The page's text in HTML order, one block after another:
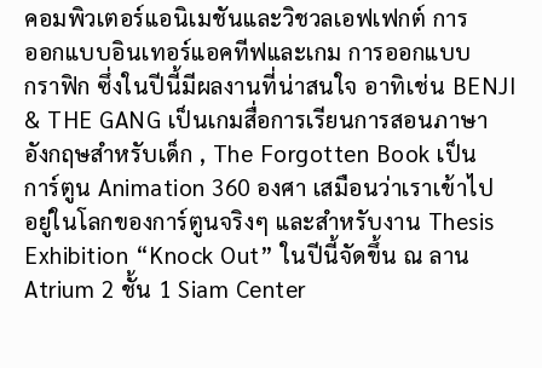
คอมพิวเตอร์แอนิเมชันและวิชวลเอฟเฟกต์ การ
ออกแบบอินเทอร์แอคทีฟและเกม การออกแบบ
กราฟิก ซึ่งในปีนี้มีผลงานที่น่าสนใจ อาทิเช่น BENJI
& THE GANG เป็นเกมสื่อการเรียนการสอนภาษา
อังกฤษสำหรับเด็ก , The Forgotten Book เป็น
การ์ตูน Animation 360 องศา เสมือนว่าเราเข้าไป
อยู่ในโลกของการ์ตูนจริงๆ และสำหรับงาน Thesis
Exhibition “Knock Out” ในปีนี้จัดขึ้น ณ ลาน
Atrium 2 ชั้น 1 Siam Center